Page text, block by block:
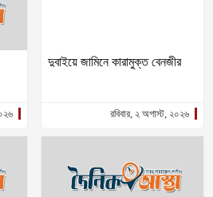
দুবাইয়ে জামিনে কারামুক্ত বেনজীর
রবিবার, ২ অগাস্ট, ২০২৬